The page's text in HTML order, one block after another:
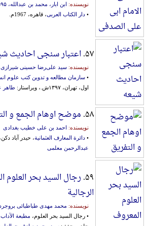
نویسنده: ابن ابار، محمد بن عبدالله، ۵۹۵-‎۶۵۸ق.
• دار الکتاب العربی، قاهره، 1967م.
۵۷. اعتبار سنجی احادیث
نویسنده: سید علی‌رضا حسینی شیرازی
• سازمان مطالعه و تدوین‌ کتب‌ علوم‌
اول، تهران، ۱۳۹۷ش.، ویراستار:
طاهر
۵۸. موضح اوهام الجمع و
نویسنده: احمد بن علی خطیب بغدادی
• دائرة المعارف العثمانیة، حیدر آباد دکن، 1959م.، 2 جلد، مصحح:
عبدالرحمن معلمی
۵۹. رجال السید بحر العلوم
الرجالیة
نویسنده: محمد مهدی طباطبائی
• رجال السید بحر العلوم، مطبعة الآداب